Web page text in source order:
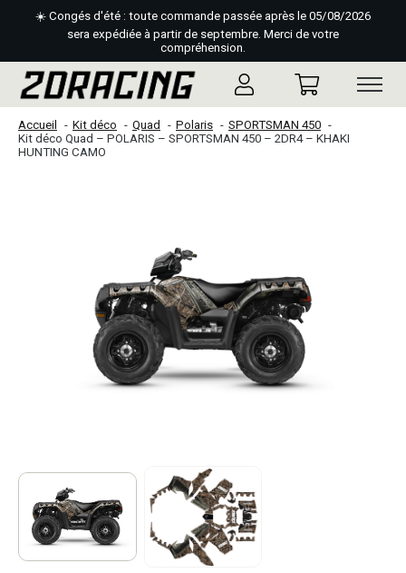
☀️ Congés d'été : toute commande passée après le 05/08/2026
sera expédiée à partir de septembre. Merci de votre
compréhension.
Accueil Kit déco Quad Polaris
SPORTSMAN 450
Kit déco Quad – POLARIS – SPORTSMAN 450 – 2DR4 – KHAKI
HUNTING CAMO